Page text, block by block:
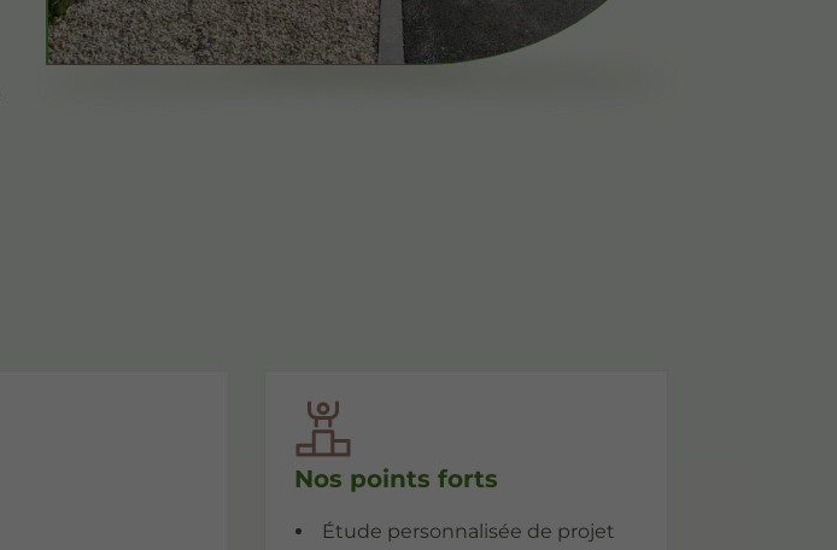
Nos points forts
Étude personnalisée de projet